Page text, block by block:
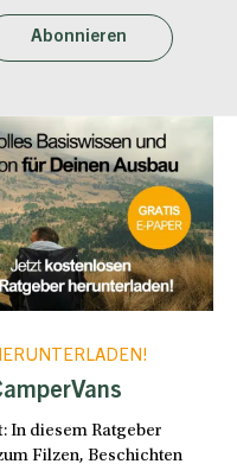
Abonnieren
In diesem Ratgeber
Filzen, Beschichten